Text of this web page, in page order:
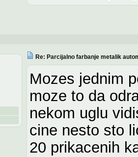
Re: Parcijalno farbanje metalik
Mozes jednim
moze to da
nekom uglu
cine nesto sto
20 prikacenih